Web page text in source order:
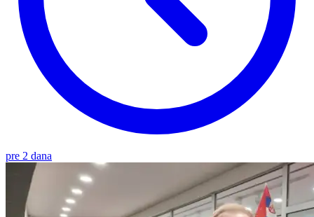
pre 2 dana